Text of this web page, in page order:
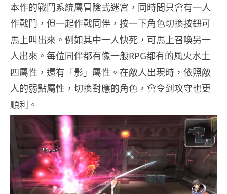
本作的戰鬥系統屬冒險式迷宮，同時間只會有一人
作戰鬥，但一起作戰同伴，按一下角色切換按鈕可
馬上叫出來。例如其中一人快死，可馬上召喚另一
人出來。每位同伴都有像一般RPG都有的風火水土
四屬性，還有「影」屬性。在敵人出現時，依照敵
人的弱點屬性，切換對應的角色，會令到攻守也更
順利。